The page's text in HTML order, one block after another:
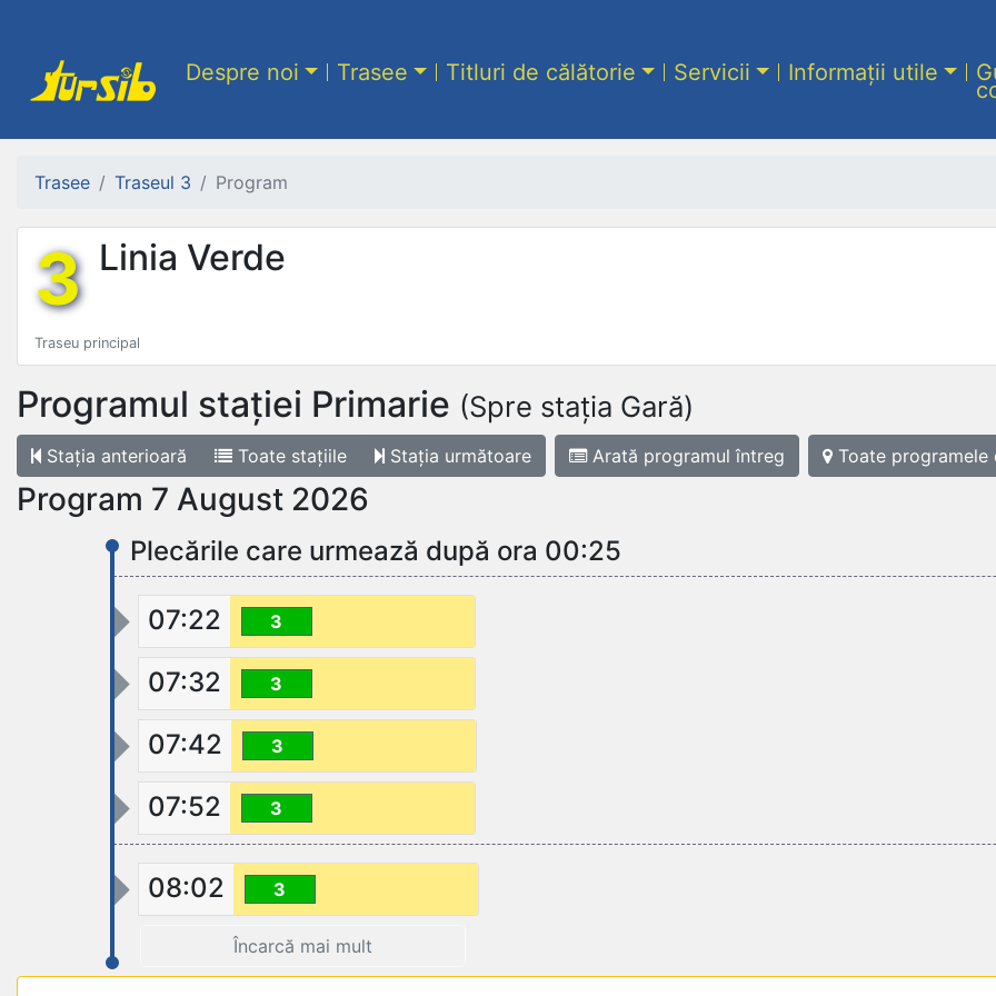
Despre noi Trasee Titluri de călătorie Servicii Informații utile
Trasee Traseul 3 Program
3 Linia Verde
Traseu principal
Programul stației Primarie (Spre stația Gară)
Stația anterioară Toate stațiile Stația următoare Arată programul întreg Toate programele
Program 7 August 2026
Plecările care urmează după ora 00:25
07:22 3
07:32 3
07:42 3
07:52 3
08:02 3
Încarcă mai mult